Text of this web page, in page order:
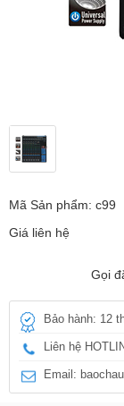
Mã Sản phẩm: c99
Giá liên hệ
Gọi
Bảo hành: 12
Liên hệ
Email: